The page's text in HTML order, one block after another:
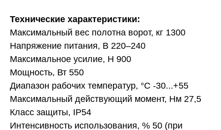
Технические характеристики:
Максимальный вес полотна ворот, кг 1300
Напряжение питания, В 220–240
Максимальное усилие, Н 900
Мощность, Вт 550
Диапазон рабочих температур, °С -30...+55
Максимальный действующий момент, Нм 27,5
Класс защиты, IP54
Интенсивность использования, % 50 (при